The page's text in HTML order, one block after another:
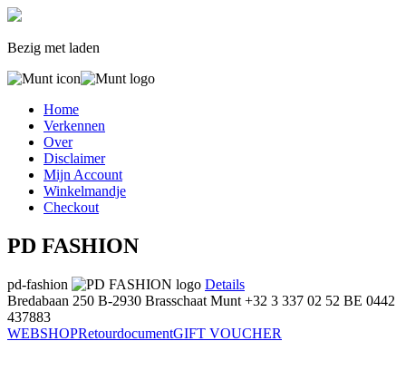
Bezig met laden
Home
Verkennen
Over
Disclaimer
Mijn Account
Winkelmandje
Checkout
PD FASHION
pd-fashion
Details
Bredabaan 250 B-2930 Brasschaat Munt +32 3 337 02 52 BE 0442
437883
WEBSHOPRetourdocumentGIFT VOUCHER